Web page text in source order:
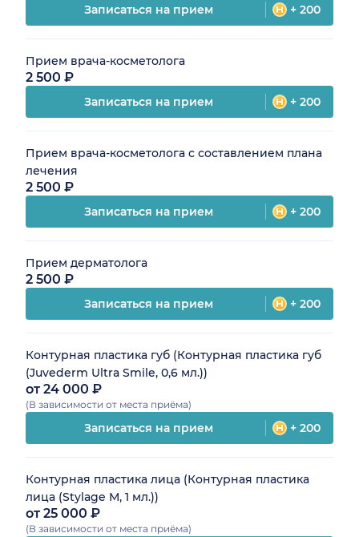
Записаться на прием + 200
Прием врача-косметолога
2 500 ₽
Записаться на прием + 200
Прием врача-косметолога с составлением плана
лечения
2 500 ₽
Записаться на прием + 200
Прием дерматолога
2 500 ₽
Записаться на прием + 200
Контурная пластика губ (Контурная пластика губ
(Juvederm Ultra Smile, 0,6 мл.))
от 24 000 ₽
(В зависимости от места приёма)
Записаться на прием + 200
Контурная пластика лица (Контурная пластика
лица (Stylage М, 1 мл.))
от 25 000 ₽
(В зависимости от места приёма)